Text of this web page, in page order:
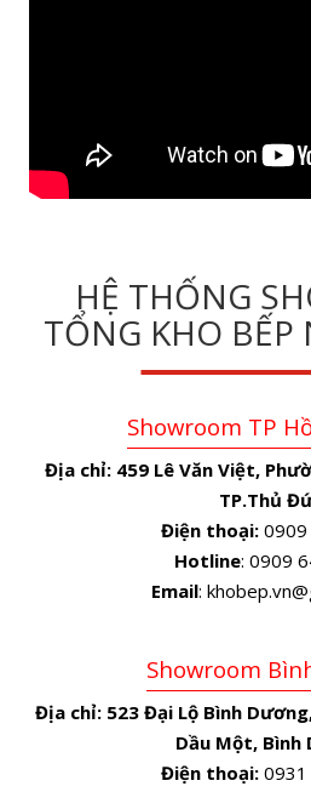
HỆ THỐNG
TỔNG KHO BẾP
Showroom TP
Địa chỉ: 459 Lê Văn Việt,
TP.Thủ
Điện thoại:0909
Hotline: 0909
Email:
Showroom
Địa chỉ: 523 Đại Lộ Bình
Dầu Một, Bình
Điện thoại:0931